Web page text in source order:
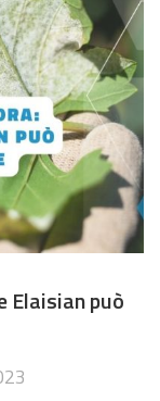
Elaisian può